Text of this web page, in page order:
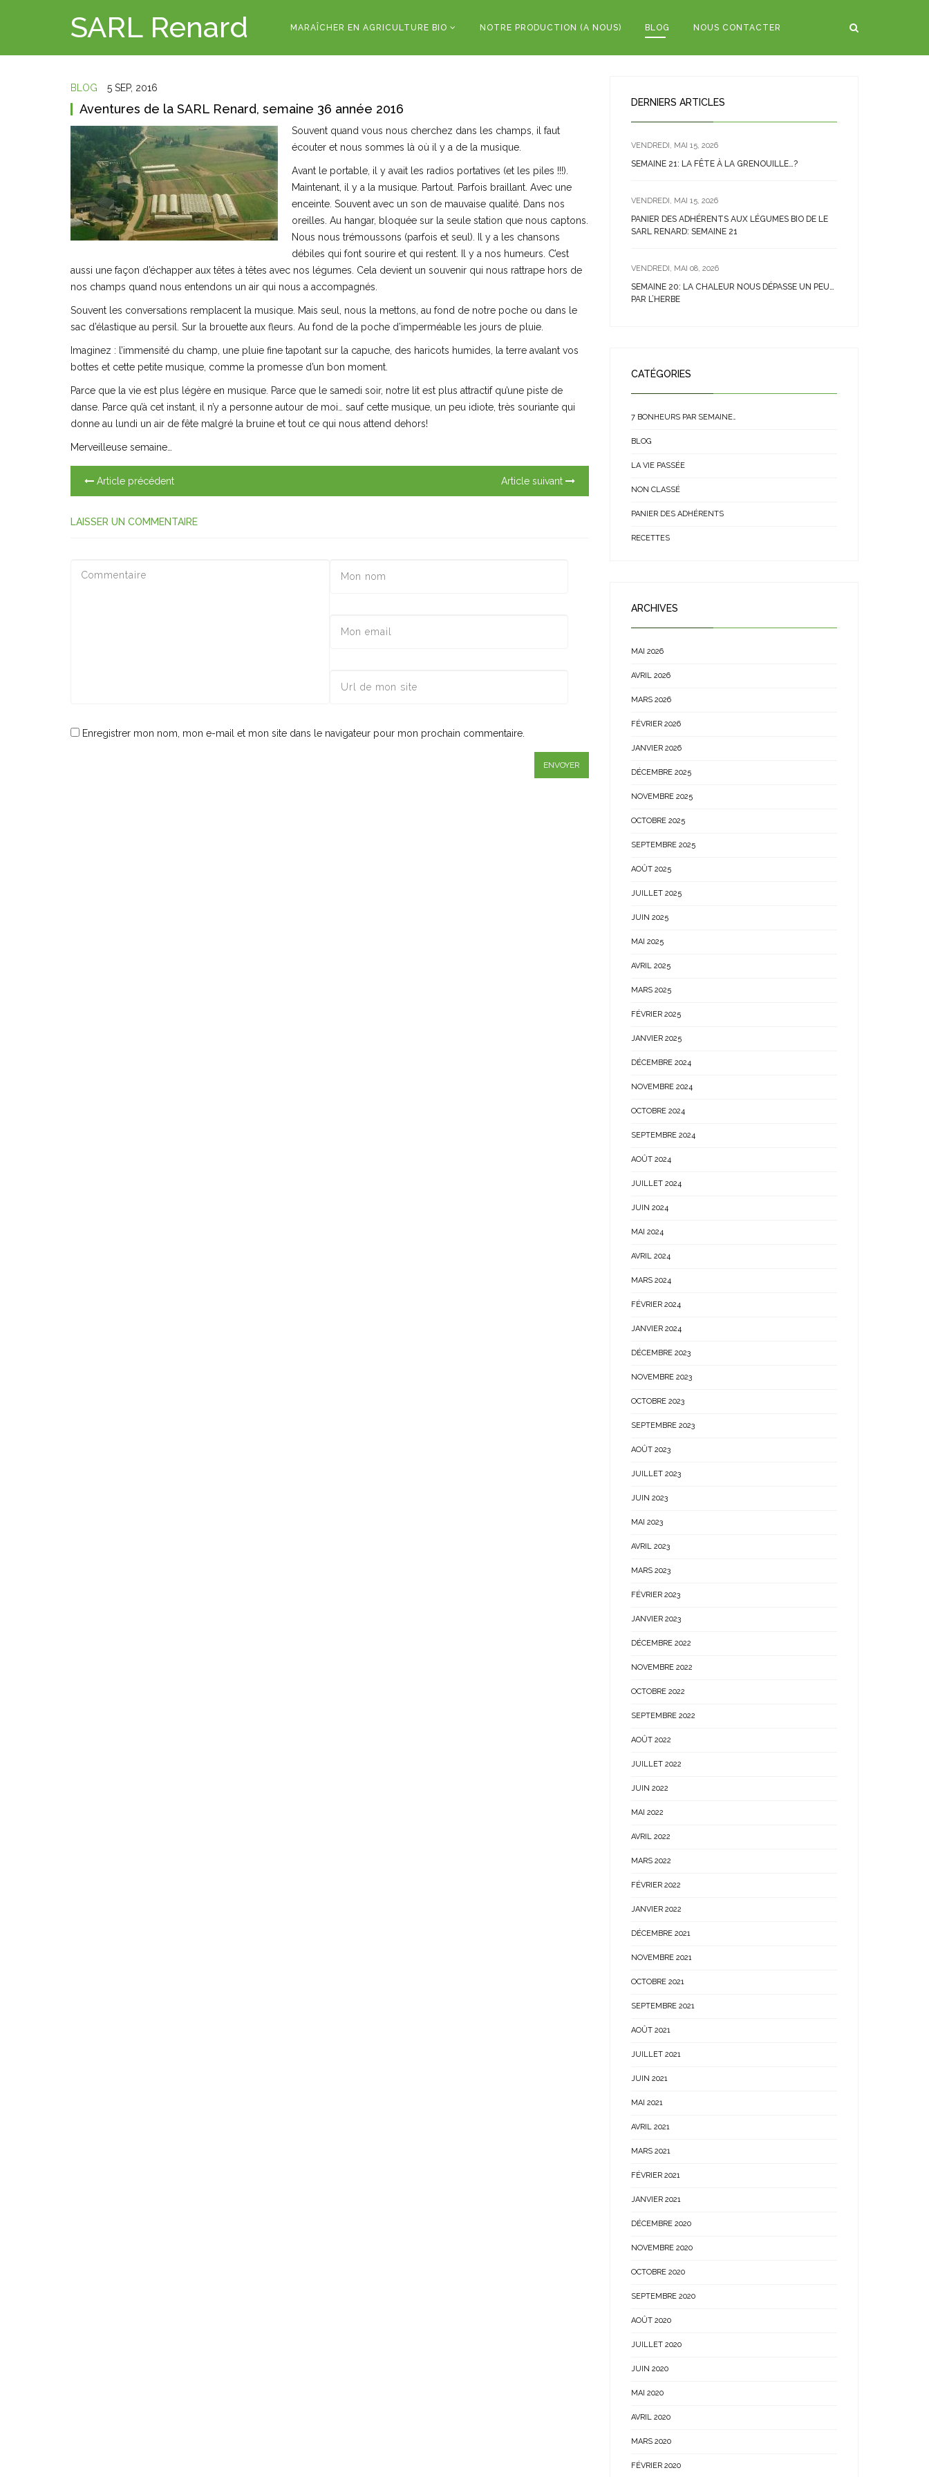
SARL Renard MARAÎCHER EN AGRICULTURE BIO NOTRE PRODUCTION (A NOUS) BLOG NOUS CONTACTER
BLOG 5 SEP, 2016
Aventures de la SARL Renard, semaine 36 année 2016
Souvent quand vous nous cherchez dans les champs, il faut
écouter et nous sommes là où il y a de la musique.
Avant le portable, il y avait les radios portatives (et les piles !!!).
Maintenant, il y a la musique. Partout. Parfois braillant. Avec une
enceinte. Souvent avec un son de mauvaise qualité. Dans nos
oreilles. Au hangar, bloquée sur la seule station que nous captons.
Nous nous trémoussons (parfois et seul). Il y a les chansons
débiles qui font sourire et qui restent. Il y a nos humeurs. C’est
aussi une façon d’échapper aux têtes à têtes avec nos légumes. Cela devient un souvenir qui nous rattrape hors de
nos champs quand nous entendons un air qui nous a accompagnés.
Souvent les conversations remplacent la musique. Mais seul, nous la mettons, au fond de notre poche ou dans le
sac d’élastique au persil. Sur la brouette aux fleurs. Au fond de la poche d’imperméable les jours de pluie.
Imaginez : l’immensité du champ, une pluie fine tapotant sur la capuche, des haricots humides, la terre avalant vos
bottes et cette petite musique, comme la promesse d’un bon moment.
Parce que la vie est plus légère en musique. Parce que le samedi soir, notre lit est plus attractif qu’une piste de
danse. Parce qu’à cet instant, il n’y a personne autour de moi… sauf cette musique, un peu idiote, très souriante qui
donne au lundi un air de fête malgré la bruine et tout ce qui nous attend dehors!
Merveilleuse semaine…
Article précédent Article suivant
LAISSER UN COMMENTAIRE
Enregistrer mon nom, mon e-mail et mon site dans le navigateur pour mon prochain commentaire.
DERNIERS ARTICLES
VENDREDI, MAI 15, 2026
SEMAINE 21: LA FÊTE À LA GRENOUILLE…?
VENDREDI, MAI 15, 2026
PANIER DES ADHÉRENTS AUX LÉGUMES BIO DE LE
SARL RENARD: SEMAINE 21
VENDREDI, MAI 08, 2026
SEMAINE 20: LA CHALEUR NOUS DÉPASSE UN PEU…
PAR L’HERBE
CATÉGORIES
7 BONHEURS PAR SEMAINE…
BLOG
LA VIE PASSÉE
NON CLASSÉ
PANIER DES ADHÉRENTS
RECETTES
ARCHIVES
MAI 2026
AVRIL 2026
MARS 2026
FÉVRIER 2026
JANVIER 2026
DÉCEMBRE 2025
NOVEMBRE 2025
OCTOBRE 2025
SEPTEMBRE 2025
AOÛT 2025
JUILLET 2025
JUIN 2025
MAI 2025
AVRIL 2025
MARS 2025
FÉVRIER 2025
JANVIER 2025
DÉCEMBRE 2024
NOVEMBRE 2024
OCTOBRE 2024
SEPTEMBRE 2024
AOÛT 2024
JUILLET 2024
JUIN 2024
MAI 2024
AVRIL 2024
MARS 2024
FÉVRIER 2024
JANVIER 2024
DÉCEMBRE 2023
NOVEMBRE 2023
OCTOBRE 2023
SEPTEMBRE 2023
AOÛT 2023
JUILLET 2023
JUIN 2023
MAI 2023
AVRIL 2023
MARS 2023
FÉVRIER 2023
JANVIER 2023
DÉCEMBRE 2022
NOVEMBRE 2022
OCTOBRE 2022
SEPTEMBRE 2022
AOÛT 2022
JUILLET 2022
JUIN 2022
MAI 2022
AVRIL 2022
MARS 2022
FÉVRIER 2022
JANVIER 2022
DÉCEMBRE 2021
NOVEMBRE 2021
OCTOBRE 2021
SEPTEMBRE 2021
AOÛT 2021
JUILLET 2021
JUIN 2021
MAI 2021
AVRIL 2021
MARS 2021
FÉVRIER 2021
JANVIER 2021
DÉCEMBRE 2020
NOVEMBRE 2020
OCTOBRE 2020
SEPTEMBRE 2020
AOÛT 2020
JUILLET 2020
JUIN 2020
MAI 2020
AVRIL 2020
MARS 2020
FÉVRIER 2020